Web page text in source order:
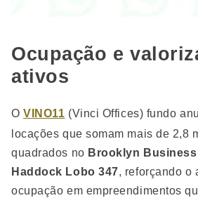
Ocupação e
ativos
OVINO11 (Vinci Offices) fundo
locações que somam mais de 2,8
quadrados no Brooklyn
Haddock Lobo 347, reforçando o
ocupação em empreendimentos